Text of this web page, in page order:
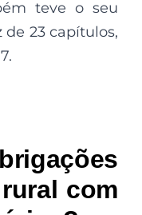
teve o seu
23 capítulos,
com